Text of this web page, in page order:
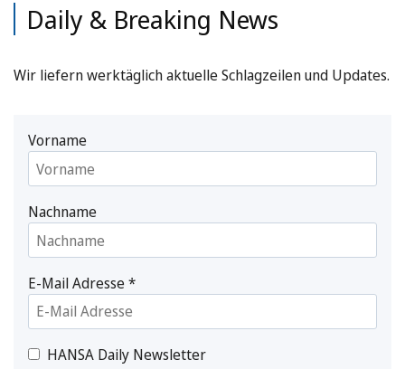
Daily & Breaking News
Wir liefern werktäglich aktuelle Schlagzeilen und Updates.
Vorname
Nachname
E-Mail Adresse*
HANSA Daily Newsletter